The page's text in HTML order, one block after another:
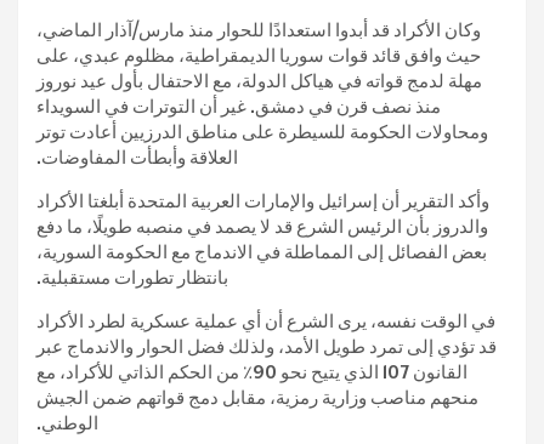
وكان الأكراد قد أبدوا استعدادًا للحوار منذ مارس/آذار الماضي،
حيث وافق قائد قوات سوريا الديمقراطية، مظلوم عبدي، على
مهلة لدمج قواته في هياكل الدولة، مع الاحتفال بأول عيد نوروز
منذ نصف قرن في دمشق. غير أن التوترات في السويداء
ومحاولات الحكومة للسيطرة على مناطق الدرزيين أعادت توتر
العلاقة وأبطأت المفاوضات.
وأكد التقرير أن إسرائيل والإمارات العربية المتحدة أبلغتا الأكراد
والدروز بأن الرئيس الشرع قد لا يصمد في منصبه طويلًا، ما دفع
بعض الفصائل إلى المماطلة في الاندماج مع الحكومة السورية،
بانتظار تطورات مستقبلية.
في الوقت نفسه، يرى الشرع أن أي عملية عسكرية لطرد الأكراد
قد تؤدي إلى تمرد طويل الأمد، ولذلك فضل الحوار والاندماج عبر
القانون 107 الذي يتيح نحو 90٪ من الحكم الذاتي للأكراد، مع
منحهم مناصب وزارية رمزية، مقابل دمج قواتهم ضمن الجيش
الوطني.